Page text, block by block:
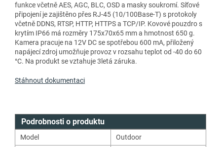
funkce včetně AES, AGC, BLC, OSD a masky soukromí. Síťové
připojení je zajištěno přes RJ-45 (10/100Base-T) s protokoly
včetně DDNS, RTSP, HTTP, HTTPS a TCP/IP. Kovové pouzdro s
krytím IP66 má rozměry 175x70x65 mm a hmotnost 650 g.
Kamera pracuje na 12V DC se spotřebou 600 mA, přiložený
napájecí zdroj umožňuje provoz v rozsahu teplot od -40 do 60
°C. Na produkt se vztahuje 3letá záruka.
Stáhnout dokumentaci
Podrobnosti o produktu
Model
Outdoor